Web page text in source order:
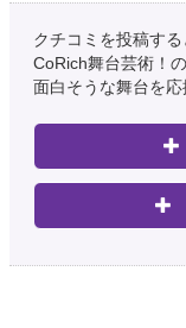
クチコミを投稿する
CoRich舞台芸術！
面白そうな舞台を応